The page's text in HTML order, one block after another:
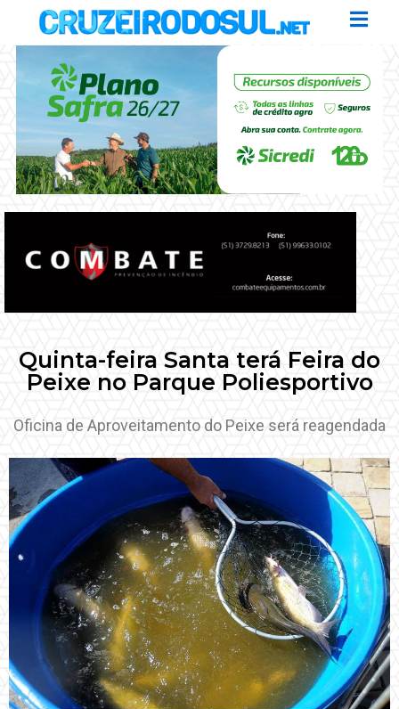
Quinta-feira Santa terá Feira do
Peixe no Parque Poliesportivo
Oficina de Aproveitamento do Peixe será reagendada